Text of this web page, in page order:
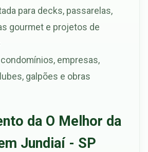
para decks, passarelas,
gourmet e projetos de
empresas,
galpões e obras
da O Melhor da
Jundiaí - SP